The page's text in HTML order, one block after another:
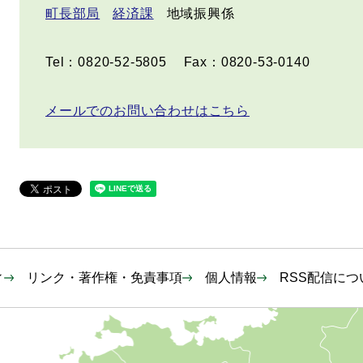
町長部局 経済課 地域振興係
Tel：0820-52-5805 Fax：0820-53-0140
メールでのお問い合わせはこちら
リンク・著作権・免責事項 個人情報 RSS配信につ